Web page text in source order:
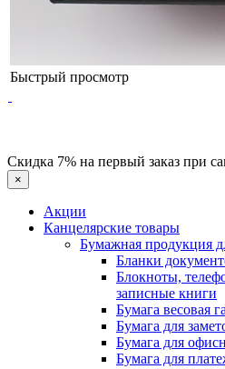
Быстрый просмотр
Скидка 7% на первый заказ при
×
Акции
Канцелярские товары
Бумажная продукция
Бланки
Блокноты,
записные книги
Бумага весовая
Бумага для
Бумага для
Бумага для